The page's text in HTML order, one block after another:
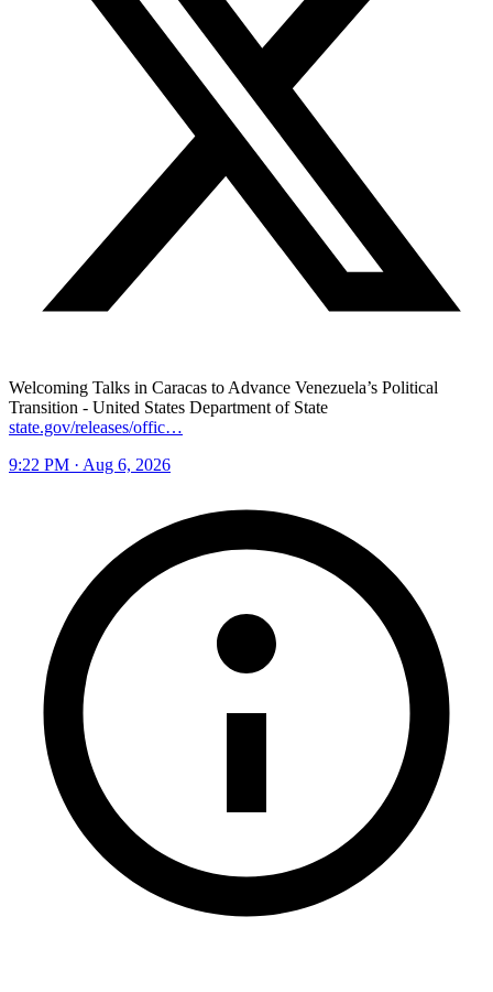
Welcoming Talks in Caracas to Advance Venezuela’s Political
Transition - United States Department of State
state.gov/releases/offic…
9:22 PM · Aug 6, 2026